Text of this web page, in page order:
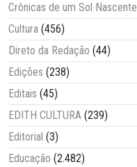
Crônicas de um Sol Nascente
Cultura (456)
Direto da Redação (44)
Edições (238)
Editais (45)
EDITH CULTURA (239)
Editorial (3)
Educação (2.482)